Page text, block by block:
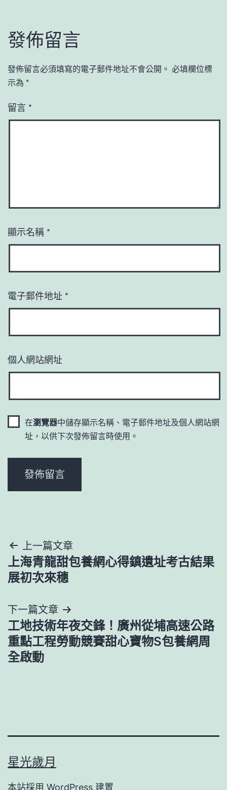
發佈留言
發佈留言必須填寫的電子郵件地址不會公開。 必填欄位標
示為 *
留言 *
顯示名稱 *
電子郵件地址 *
個人網站網址
在瀏覽器中儲存顯示名稱、電子郵件地址及個人網站網
址，以供下次發佈留言時使用。
文
章
覽
上一篇文章
上海青龍甜包養網心得鎮遺址考古結果
展初次來穗
下一篇文章
工地技術年夜交鋒！廣州從埔高速公路
重點工程勞動競賽甜心寶物S包養網周
全啟動
星光歲月
本站採用 WordPress 建置